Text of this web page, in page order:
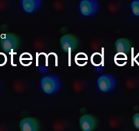
led